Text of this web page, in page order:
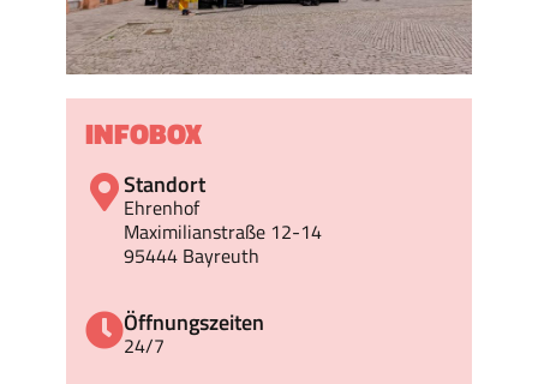
INFOBOX
Standort
Ehrenhof
Maximilianstraße 12-14
95444 Bayreuth
Öffnungszeiten
24/7